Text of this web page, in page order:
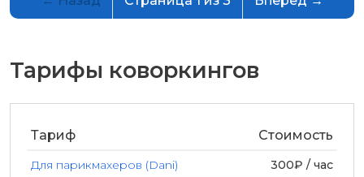
Тарифы коворкингов
Тариф Стоимость
Для парикмахеров (Dani)
300₽ / час